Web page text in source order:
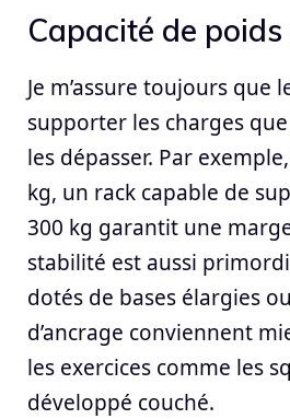
Capacité de
Je m’assure toujours que
supporter les charges
les dépasser. Par
kg, un rack capable de
300 kg garantit une
stabilité est aussi
dotés de bases élargies
d’ancrage conviennent
les exercices comme les
développé couché.